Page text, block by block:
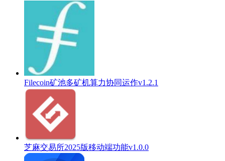
Filecoin矿池多矿机算力协同运作v1.2.1
芝麻交易所2025版移动端功能v1.0.0